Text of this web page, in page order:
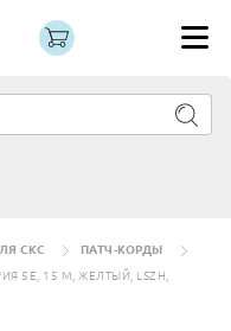
СКС
ПАТЧ-КОРДЫ
5Е, 15 М, ЖЕЛТЫЙ, LSZH,